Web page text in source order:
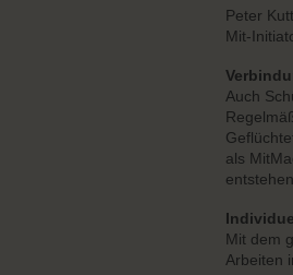
Peter
Mit-
Auch
als
Mit dem
Arbeiten